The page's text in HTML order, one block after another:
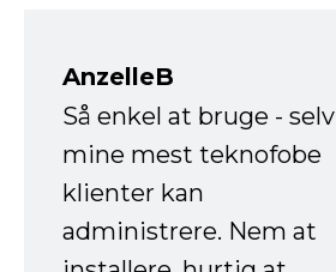
AnzelleB
Så enkel at bruge - selv
mine mest teknofobe
klienter kan
administrere. Nem at